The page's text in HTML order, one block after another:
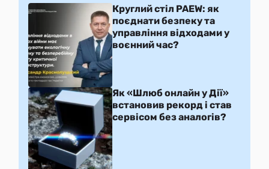
Круглий стіл PAEW: як
поєднати безпеку та
управління відходами у
воєнний час?
Як «Шлюб онлайн у Дії»
встановив рекорд і став
сервісом без аналогів?